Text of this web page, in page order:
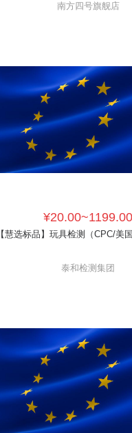
南方四号旗舰店
¥20.00~1199.00
【慧选标品】玩具检测（CPC/美
泰和检测集团